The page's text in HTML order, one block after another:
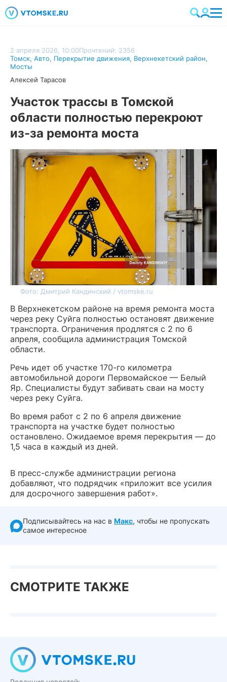
2 апреля 2026, 10:00Прочтений: 2356
Томск, Авто, Перекрытие движения, Верхнекетский район,
Мосты
Алексей Тарасов
Участок трассы в Томской
области полностью перекроют
из-за ремонта моста
Фото: Дмитрий Кандинский / vtomske.ru
В Верхнекетском районе на время ремонта моста
через реку Суйга полностью остановят движение
транспорта. Ограничения продлятся с 2 по 6
апреля, сообщила администрация Томской
области.
Речь идет об участке 170-го километра
автомобильной дороги Первомайское — Белый
Яр. Специалисты будут забивать сваи на мосту
через реку Суйга.
Во время работ с 2 по 6 апреля движение
транспорта на участке будет полностью
остановлено. Ожидаемое время перекрытия — до
1,5 часа в каждый из дней.
В пресс-службе администрации региона
добавляют, что подрядчик «приложит все усилия
для досрочного завершения работ».
Подписывайтесь на нас в Макс, чтобы не пропускать
самое интересное
СМОТРИТЕ ТАКЖЕ